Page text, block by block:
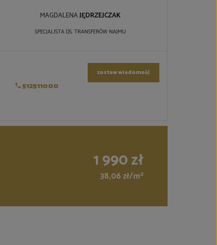
MAGDALENAJĘDRZEJCZAK
SPECJALISTA DS. TRANSFERÓW NAJMU
512511000
zostaw wiadomość
1 990 zł
38,06 zł/m2